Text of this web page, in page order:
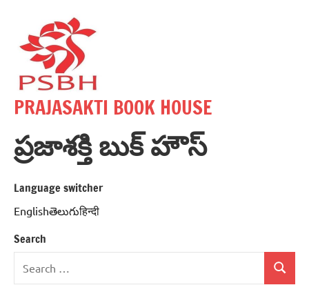
content
PRAJASAKTI BOOK HOUSE
ప్రజాశక్తి బుక్ హౌస్
Language switcher
Englishతెలుగుहिन्दी
Search
Search
for:
Search